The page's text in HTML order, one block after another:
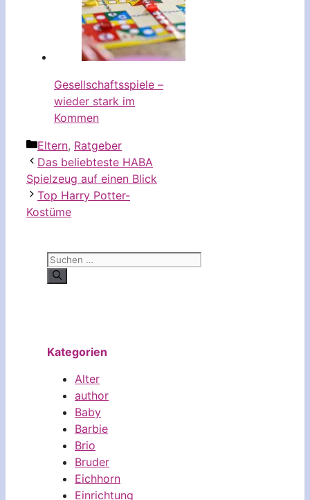
Gesellschaftsspiele –
wieder stark im
Kommen
Kategorien
Eltern, Ratgeber
Das beliebteste HABA
Spielzeug auf einen Blick
Top Harry Potter-
Kostüme
Suchen
nach:
Kategorien
Alter
author
Baby
Barbie
Brio
Bruder
Eichhorn
Einrichtung